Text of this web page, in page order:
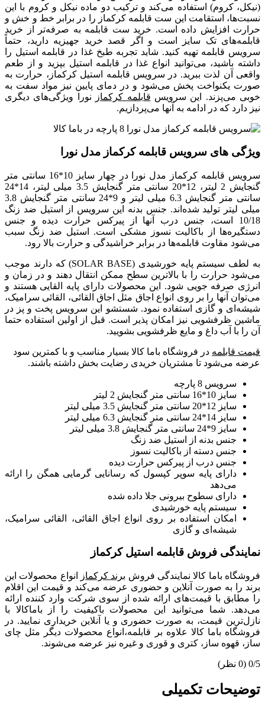
(نیکل، کروم) استفاده می‌کند و ترکیب دو ماده نیکل و کروم با این
نسبت‌ها، استقامت این ست قابلمه کرکماز را در برابر خط و خش و
حرارت افزایش داده است. خرید ست قابلمه به صرفه‌تر از خرید
قابلمه‌های تک سایز است و اگر قصد خرید جهیزیه دارید، حتماً
سرویس قابلمه تهیه کنید. شاید تجربه طبخ غذا در قابلمه استیل را
داشته باشید، می‌توانید انواع غذا در قابلمه استیل بپزید و از طعم
واقعی آن لذت ببرید. در سرویس قابلمه استیل کرکماز، حرارت به
صورت یکنواخت پخش می‌شود و در دمای پایین نیز مواد سفت به
خوبی می‌پزند. این سرویس قابلمه کرکماز
نورا ویژگی‌های دیگری
نیز دارد که در ادامه به آنها می‌پردازیم.
ویژگی های سرویس قابلمه کرکماز مدل نورا
سرویس قابلمه کرکماز مدل نورا در چهار سایز 10*16 سانتی متر
گنجایش 2 لیتر، 12*20 سانتی متر گنجایش 3.5 میلی لیتر، 14*24
سانتی متر گنجایش 6.3 میلی لیتر و 9*24 سانتی متر گنجایش 3.8
میلی لیتر تولید شده‌اند. جنس بدنه این سرویس از استیل ضد زنگ
10/18 است، جنس درب آنها از پیرکس حرارت دیده و جنس
دستگیره‌ها از باکالیت نسوز مشکی است. استیل ضد زنگ سبب
می‌شود مقاوت قابلمه‌ها در برابر خراشیدگی و حرارت بالا رود.
به لطف سیستم پایه خورشیدی (SOLAR BASE) که دارند موجب
می‌شود حرارت را با بالاترین سطح ممکن انتقال دهند و در زمان و
انرژی صرفه جویی شود. این محصولات دارای پایه القایی هستند و
می‌توان آنها را بر روی انواع اجاق مثل اجاق القائی، القائی سرامیک،
شیشه‌ای و گازی استفاده نمود. شستشو این سرویس پخت و پز در
ماشین ظرفشویی نیز امکان پذیر است. قبل از اولین استفاده حتما
آن را با آب داغ و مایع ظرفشویی بشویید.
قیمت قابلمه در فروشگاه باما کالا بسیار مناسب و با کمترین سود
عرضه می‌شود تا مشتریان خریدی رضایت بخش داشته باشند.
سرویس 8 پارچه
سایز 10*16 سانتی متر گنجایش 2 لیتر
سایز 12*20 سانتی متر گنجایش 3.5 میلی لیتر
سایز 14*24 سانتی متر گنجایش 6.3 میلی لیتر
سایز 9*24 سانتی متر گنجایش 3.8 میلی لیتر
جنس بدنه از استیل ضد زنگ
جنس دسته از باکالیت نسوز
جنس درب از پیرکس حرارت دیده
دارای پایه سوپر کپسول که رسانایی گرمایی همگن را ارائه
می‌دهد
دارای سطوح بیرونی جلا داده شده
سیستم پایه خورشیدی
امکان استفاده بر روی انواع اجاق القائی، القائی سرامیک،
شیشه‌ای و گازی
نمایندگی فروش قابلمه استیل کرکماز
فروشگاه باما کالا نمایندگی فروش برند کرکماز
انواع محصولات این
برند را به صورت آنلاین و حضوری عرضه می‌کند و قیمت این اقلام
را مطابق با قیمت‌های ارائه شده از سوی شرکت وارد کننده ارائه
می‌دهد. شما می‌توانید این محصولات باکیفیت را از باماکالا با
نازل‌ترین قیمت، به صورت حضوری و یا آنلاین خریداری نمایید. در
فروشگاه باما کالا علاوه بر قابلمه،انواع محصولات دیگر مثل چای
ساز، قهوه ساز، کتری و قوری و غیره نیز عرضه می‌شوند.
0/5 (0 نظر)
توضیحات تکمیلی